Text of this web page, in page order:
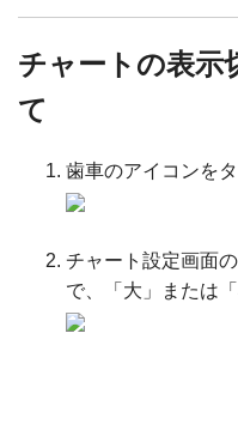
チャートの表示
て
歯車のアイコンをタ
チャート設定画面
で、「大」または